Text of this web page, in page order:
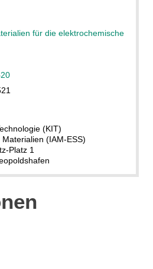
für die elektrochemische
(KIT)
(IAM-ESS)
Platz 1